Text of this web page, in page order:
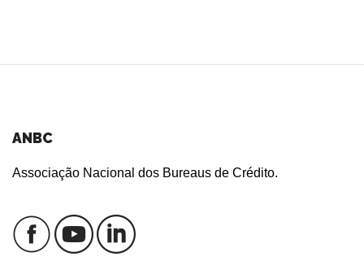
ANBC
Associação Nacional dos Bureaus de Crédito.